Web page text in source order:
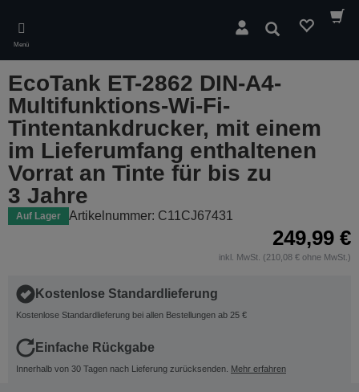
main
content
Menü
Suchen
EcoTank ET-2862 DIN-A4-
Multifunktions-Wi-Fi-
Tintentankdrucker, mit einem
im Lieferumfang enthaltenen
Vorrat an Tinte für bis zu
3 Jahre
Auf Lager Artikelnummer: C11CJ67431
249,99 €
inkl. MwSt. (210,08 € ohne MwSt.)
Kostenlose Standardlieferung
Kostenlose Standardlieferung bei allen Bestellungen ab 25 €
Einfache Rückgabe
Innerhalb von 30 Tagen nach Lieferung zurücksenden. Mehr erfahren